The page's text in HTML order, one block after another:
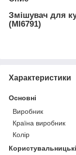
Змішувач для
(MI6791)
Характеристики
Основні
Виробник
Країна виробник
Колір